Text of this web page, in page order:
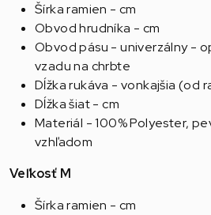
Šírka ramien - cm
Obvod hrudníka - cm
Obvod pásu - univerzálny -
vzadu na chrbte
Dĺžka rukáva - vonkajšia (od
Dĺžka šiat - cm
Materiál - 100% Polyester,
vzhľadom
Veľkosť M
Šírka ramien - cm